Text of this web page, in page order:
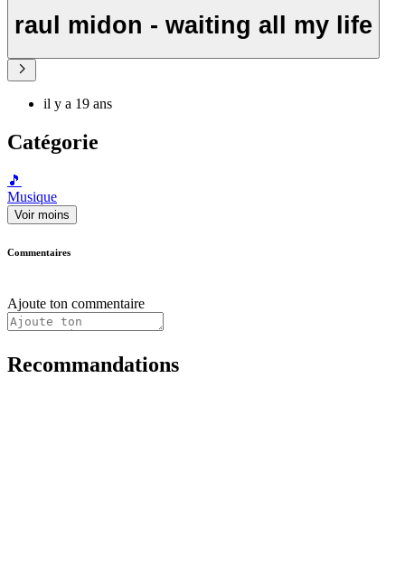
raul midon - waiting all my life
il y a 19 ans
Catégorie
🎵
Musique
Voir moins
Commentaires
Ajoute ton commentaire
Recommandations